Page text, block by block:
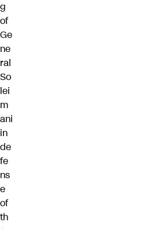
g
of
Ge
ne
ral
So
lei
m
ani
in
de
fe
ns
e
of
th